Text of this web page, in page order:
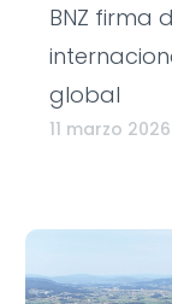
BNZ firma
global
11 marzo 2026